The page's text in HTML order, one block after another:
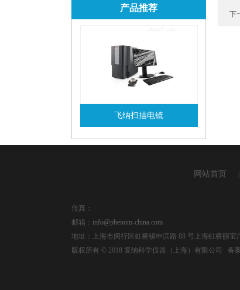
产品推荐
飞纳扫描电镜
查看详情
下
网站首页
传真：
邮箱： info@phenom-china.com
地址：上海市闵行区虹桥镇申滨路 88 号上海虹桥丽宝
版权所有 © 2018 复纳科学仪器（上海）有限公司 备